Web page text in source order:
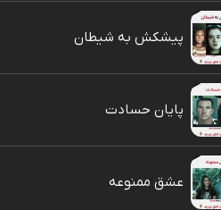
پیشکش به شیطان
پایان حسادت
عشق ممنوعه